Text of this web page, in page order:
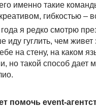
именно такие
гибкостью –
я редко смотрю
гуглить, чем
на стену, на каком
но такой способ
помочь event-